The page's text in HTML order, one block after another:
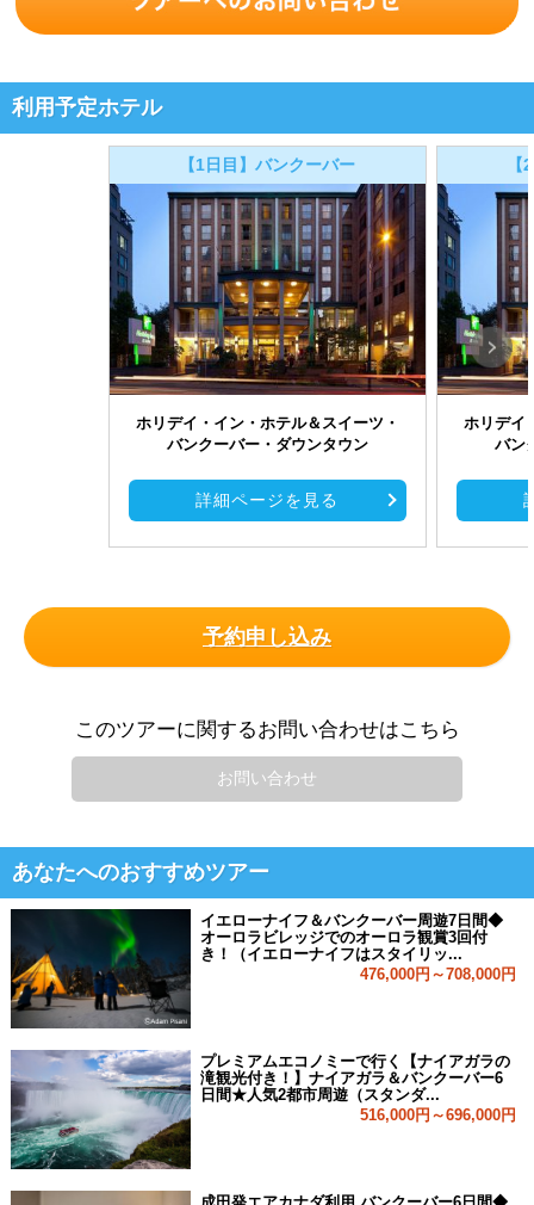
利用予定ホテル
【1日目】バンクーバー
ホリデイ・イン・ホテル＆スイーツ・
バンクーバー・ダウンタウン
詳細ページを見る
ホリデイ
バン
予約申し込み
このツアーに関するお問い合わせはこちら
お問い合わせ
あなたへのおすすめツアー
イエローナイフ＆バンクーバー周遊7日間◆
オーロラビレッジでのオーロラ観賞3回付
き！（イエローナイフはスタイリッ...
476,000円～708,000円
プレミアムエコノミーで行く【ナイアガラの
滝観光付き！】ナイアガラ＆バンクーバー6
日間★人気2都市周遊（スタンダ...
516,000円～696,000円